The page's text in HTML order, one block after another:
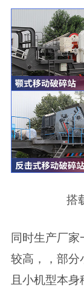
搭
同时生产厂
较高，，部分
且小机型本